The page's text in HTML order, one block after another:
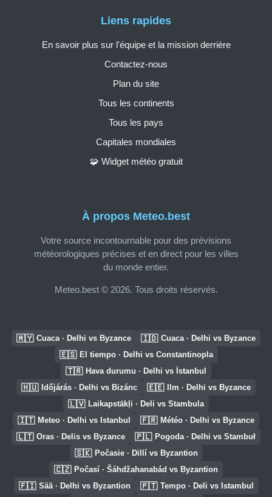
À propos Meteo.best
Votre source incontournable pour des prévisions
météorologiques précises et en direct pour les villes
du monde entier.
Meteo.best © 2026. Tous droits réservés.
Liens rapides
En savoir plus sur l'équipe et la mission derrière
Contactez-nous
Plan du site
Tous les continents
Tous les pays
Capitales mondiales
🧩 Widget météo gratuit
🇲🇾 Cuaca · Delhi vs Byzance 🇮🇩 Cuaca · Delhi vs Byzance
🇪🇸 El tiempo · Delhi vs Constantinopla
🇹🇷 Hava durumu · Delhi vs İstanbul
🇭🇺 Időjárás · Delhi vs Bizánc 🇪🇪 Ilm · Delhi vs Byzance
🇱🇻 Laikapstākļi · Deli vs Stambula
🇮🇹 Meteo · Delhi vs Istanbul 🇫🇷 Météo · Delhi vs Byzance
🇱🇹 Oras · Delis vs Byzance 🇵🇱 Pogoda · Delhi vs Stambuł
🇸🇰 Počasie · Dillí vs Byzantion
🇨🇿 Počasí · Šáhdžahanabád vs Byzantion
🇫🇮 Sää · Delhi vs Byzantion 🇵🇹 Tempo · Deli vs Istambul